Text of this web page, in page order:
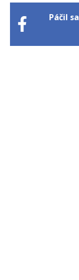
Páčil